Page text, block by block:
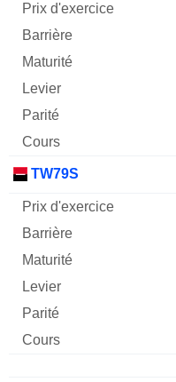
Mnemo Type
TW79S